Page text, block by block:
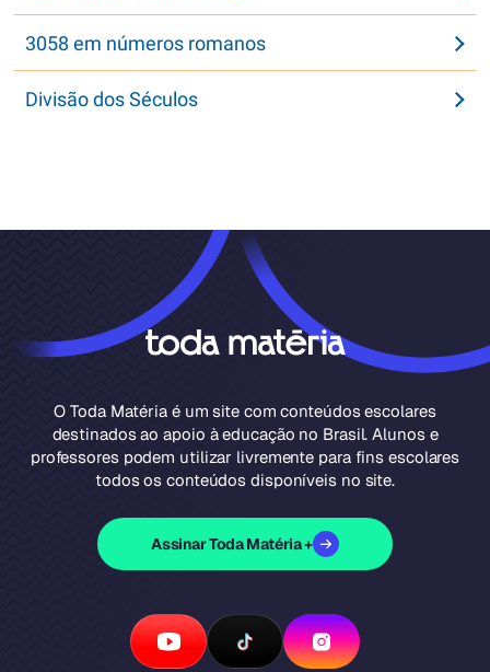
3058 em números romanos
Divisão dos Séculos
O Toda Matéria é um site com conteúdos escolares
destinados ao apoio à educação no Brasil. Alunos e
professores podem utilizar livremente para fins escolares
todos os conteúdos disponíveis no site.
Assinar Toda Matéria +